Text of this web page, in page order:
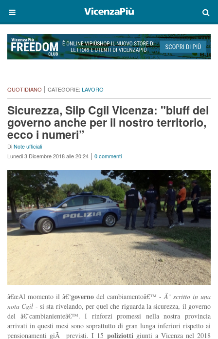
QUOTIDIANO | CATEGORIE: LAVORO
Sicurezza, Silp Cgil Vicenza: "bluff del
governo anche per il nostro territorio,
ecco i numeri”
DiNote ufficiali
Lunedi 3 Dicembre 2018 alle 20:24 | 0 commenti
â€œAl momento il â€˜governo del cambiamentoâ€™ -Ã¨ scritto in una
nota Cgil - si sta rivelando, per quel che riguarda la sicurezza, il governo
del â€˜cambianienteâ€™. I rinforzi promessi nella nostra provincia
arrivati in questi mesi sono soprattutto di gran lunga inferiori rispetto ai
pensionamenti giÃ previsti. I 15 poliziotti giunti a Vicenza nel 2018